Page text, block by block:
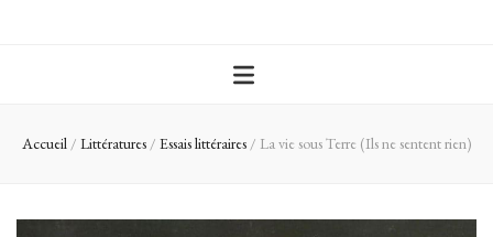
Accueil / Littératures / Essais littéraires / La vie sous Terre (Ils ne sentent rien)